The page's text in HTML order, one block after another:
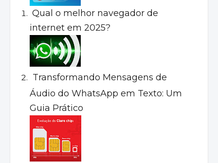
Qual o melhor navegador de
internet em 2025?
Transformando Mensagens de
Áudio do WhatsApp em Texto: Um
Guia Prático